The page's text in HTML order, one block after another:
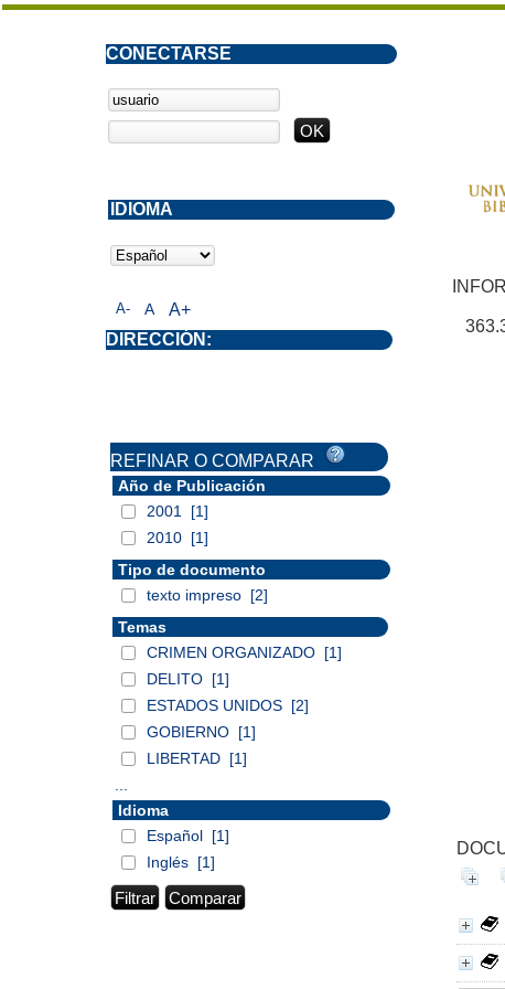
A- A A+
CONECTARSE
DIRECCIÓN:
IDIOMA
REFINAR O COMPARAR
Año de Publicación
2001
[1]
2010 [1]
Tipo de documento
texto impreso [2]
Temas
CRIMEN ORGANIZADO [1]
DELITO [1]
ESTADOS UNIDOS [2]
GOBIERNO [1]
LIBERTAD [1]
Idioma
Español [1]
Inglés [1]